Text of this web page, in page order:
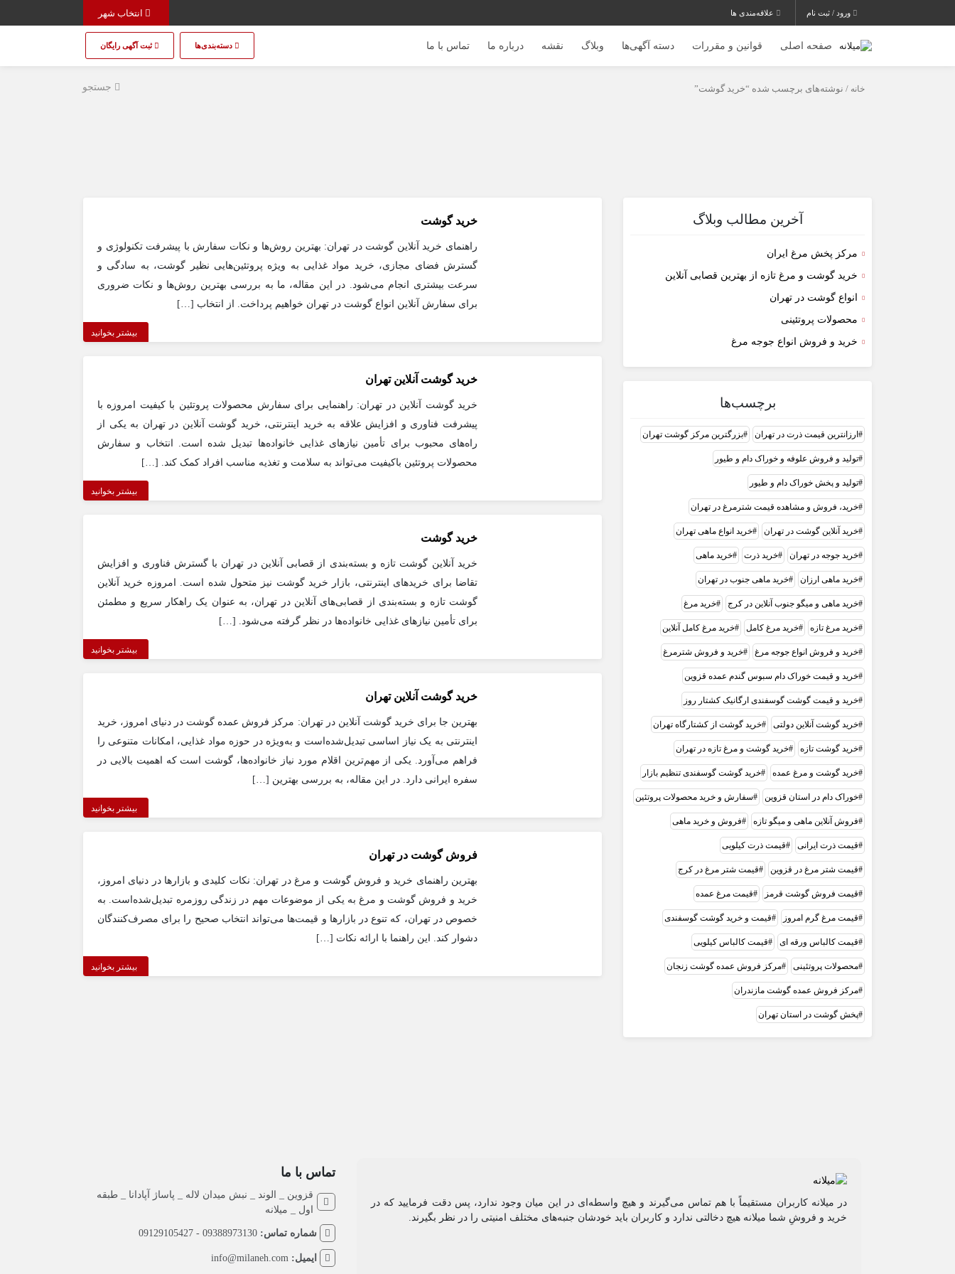
ورود / ثبت نام علاقه‌مندی ها
صفحه اصلی قوانین و مقررات دسته آگهی‌ها وبلاگ نقشه درباره ما تماس با ما دسته‌بندی‌ها ثبت آگهی رایگان
جستجو خانه / نوشته‌های برچسب شده “خرید گوشت”
آخرین مطالب وبلاگ
مرکز پخش مرغ ایران
خرید گوشت و مرغ تازه از بهترین قصابی آنلاین
انواع گوشت در تهران
محصولات پروتئینی
خرید و فروش انواع جوجه مرغ
برچسب‌ها
ارزانترین قیمت ذرت در تهران بزرگترین مرکز گوشت تهران
تولید و فروش علوفه و خوراک دام و طیور
تولید و پخش خوراک دام و طیور
خرید، فروش و مشاهده قیمت شترمرغ در تهران
خرید آنلاین گوشت در تهران خرید انواع ماهی تهران
خرید جوجه در تهران خرید ذرت خرید ماهی
خرید ماهی ارزان خرید ماهی جنوب در تهران
خرید ماهی و میگو جنوب آنلاین در کرج خرید مرغ
خرید مرغ تازه خرید مرغ کامل خرید مرغ کامل آنلاین
خرید و فروش انواع جوجه مرغ خرید و فروش شترمرغ
خرید و قیمت خوراک دام سبوس گندم عمده قزوین
خرید و قیمت گوشت گوسفندی ارگانیک کشتار روز
خرید گوشت آنلاین دولتی خرید گوشت از کشتارگاه تهران
خرید گوشت تازه خرید گوشت و مرغ تازه در تهران
خرید گوشت و مرغ عمده خرید گوشت گوسفندی تنظیم بازار
خوراک دام در استان قزوین سفارش و خرید محصولات پروتئین
فروش آنلاین ماهی و میگو تازه فروش و خرید ماهی
قیمت ذرت ایرانی قیمت ذرت کیلویی
قیمت شتر مرغ در قزوین قیمت شتر مرغ در کرج
قیمت فروش گوشت قرمز قیمت مرغ عمده
قیمت مرغ گرم امروز قیمت و خرید گوشت گوسفندی
قیمت کالباس ورقه ای قیمت کالباس کیلویی
محصولات پروتئینی مرکز فروش عمده گوشت زنجان
مرکز فروش عمده گوشت مازندران
پخش گوشت در استان تهران
خرید گوشت
راهنمای خرید آنلاین گوشت در تهران: بهترین روش‌ها و نکات سفارش با پیشرفت تکنولوژی و
گسترش فضای مجازی، خرید مواد غذایی به ویژه پروتئین‌هایی نظیر گوشت، به سادگی و
سرعت بیشتری انجام می‌شود. در این مقاله، ما به بررسی بهترین روش‌ها و نکات ضروری
برای سفارش آنلاین انواع گوشت در تهران خواهیم پرداخت. از انتخاب […]
بیشتر بخوانید
خرید گوشت آنلاین تهران
خرید گوشت آنلاین در تهران: راهنمایی برای سفارش محصولات پروتئین با کیفیت امروزه با
پیشرفت فناوری و افزایش علاقه به خرید اینترنتی، خرید گوشت آنلاین در تهران به یکی از
راه‌های محبوب برای تأمین نیازهای غذایی خانواده‌ها تبدیل شده است. انتخاب و سفارش
محصولات پروتئین باکیفیت می‌تواند به سلامت و تغذیه مناسب افراد کمک کند. […]
بیشتر بخوانید
خرید گوشت
خرید آنلاین گوشت تازه و بسته‌بندی از قصابی آنلاین در تهران با گسترش فناوری و افزایش
تقاضا برای خریدهای اینترنتی، بازار خرید گوشت نیز متحول شده است. امروزه خرید آنلاین
گوشت تازه و بسته‌بندی از قصابی‌های آنلاین در تهران، به عنوان یک راهکار سریع و مطمئن
برای تأمین نیازهای غذایی خانواده‌ها در نظر گرفته می‌شود. […]
بیشتر بخوانید
خرید گوشت آنلاین تهران
بهترین جا برای خرید گوشت آنلاین در تهران: مرکز فروش عمده گوشت در دنیای امروز، خرید
اینترنتی به یک نیاز اساسی تبدیل‌شده‌است و به‌ویژه در حوزه مواد غذایی، امکانات متنوعی را
فراهم می‌آورد. یکی از مهم‌ترین اقلام مورد نیاز خانواده‌ها، گوشت است که اهمیت بالایی در
سفره ایرانی دارد. در این مقاله، به بررسی بهترین […]
بیشتر بخوانید
فروش گوشت در تهران
بهترین راهنمای خرید و فروش گوشت و مرغ در تهران: نکات کلیدی و بازارها در دنیای امروز،
خرید و فروش گوشت و مرغ به یکی از موضوعات مهم در زندگی روزمره تبدیل‌شده‌است. به
خصوص در تهران، که تنوع در بازارها و قیمت‌ها می‌تواند انتخاب صحیح را برای مصرف‌کنندگان
دشوار کند. این راهنما با ارائه نکات […]
بیشتر بخوانید
در میلانه کاربران مستقیماً با هم تماس می‌گیرند و هیچ واسطه‌ای در این میان وجود ندارد، پس دقت فرمایید که در
خرید و فروشِ شما میلانه هیچ دخالتی ندارد و کاربران باید خودشان جنبه‌های مختلف امنیتی را در نظر بگیرند.
تماس با ما
قزوین _ الوند _ نبش میدان لاله _ پاساژ آپادانا _ طبقه
اول _ میلانه
شماره تماس: 09388973130 - 09129105427
ایمیل: info@milaneh.com